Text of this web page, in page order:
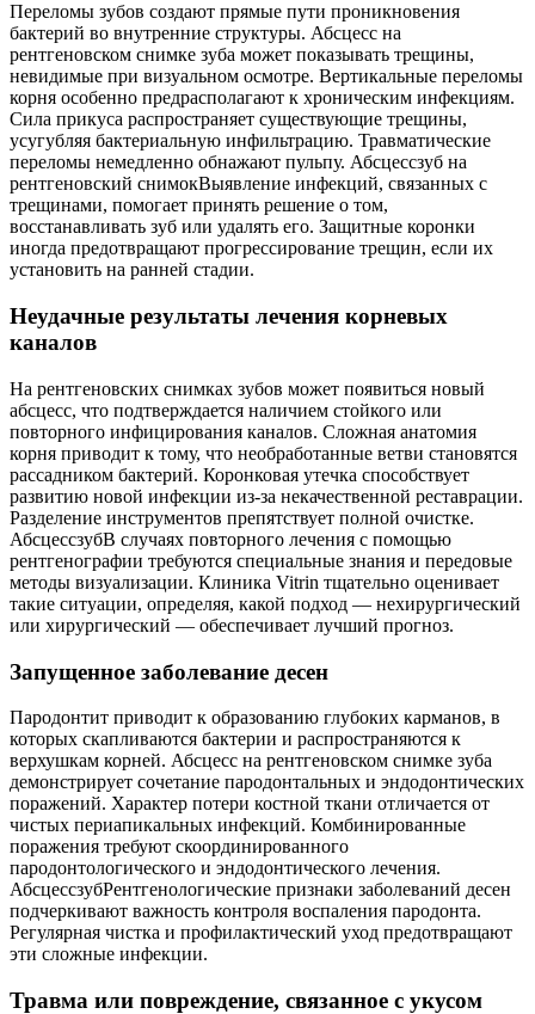
Переломы зубов создают прямые пути проникновения
бактерий во внутренние структуры. Абсцесс на
рентгеновском снимке зуба может показывать трещины,
невидимые при визуальном осмотре. Вертикальные переломы
корня особенно предрасполагают к хроническим инфекциям.
Сила прикуса распространяет существующие трещины,
усугубляя бактериальную инфильтрацию. Травматические
переломы немедленно обнажают пульпу. Абсцессзуб на
рентгеновский снимокВыявление инфекций, связанных с
трещинами, помогает принять решение о том,
восстанавливать зуб или удалять его. Защитные коронки
иногда предотвращают прогрессирование трещин, если их
установить на ранней стадии.
Неудачные результаты лечения корневых
каналов
На рентгеновских снимках зубов может появиться новый
абсцесс, что подтверждается наличием стойкого или
повторного инфицирования каналов. Сложная анатомия
корня приводит к тому, что необработанные ветви становятся
рассадником бактерий. Коронковая утечка способствует
развитию новой инфекции из-за некачественной реставрации.
Разделение инструментов препятствует полной очистке.
АбсцессзубВ случаях повторного лечения с помощью
рентгенографии требуются специальные знания и передовые
методы визуализации. Клиника Vitrin тщательно оценивает
такие ситуации, определяя, какой подход — нехирургический
или хирургический — обеспечивает лучший прогноз.
Запущенное заболевание десен
Пародонтит приводит к образованию глубоких карманов, в
которых скапливаются бактерии и распространяются к
верхушкам корней. Абсцесс на рентгеновском снимке зуба
демонстрирует сочетание пародонтальных и эндодонтических
поражений. Характер потери костной ткани отличается от
чистых периапикальных инфекций. Комбинированные
поражения требуют скоординированного
пародонтологического и эндодонтического лечения.
АбсцессзубРентгенологические признаки заболеваний десен
подчеркивают важность контроля воспаления пародонта.
Регулярная чистка и профилактический уход предотвращают
эти сложные инфекции.
Травма или повреждение, связанное с укусом